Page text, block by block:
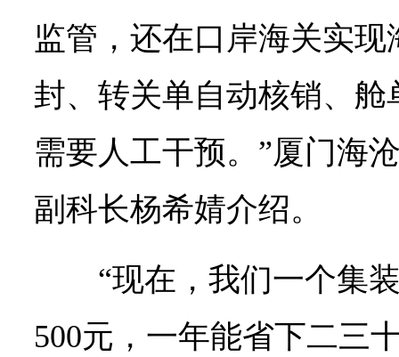
监管，还在口岸海关实
封、转关单自动核销、
需要人工干预。”厦门海
副科长杨希婧介绍。
“现在，我们一个集
500元，一年能省下二三